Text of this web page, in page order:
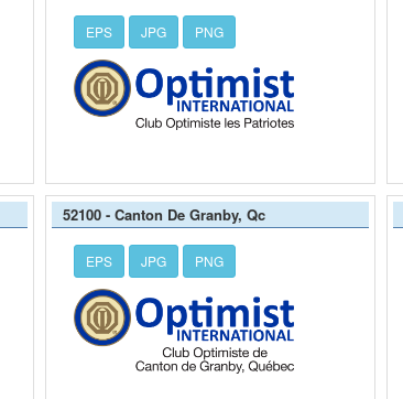
EPS JPG PNG
52100 - Canton De Granby, Qc
EPS JPG PNG